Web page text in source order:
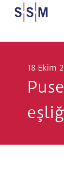
18 Ekim